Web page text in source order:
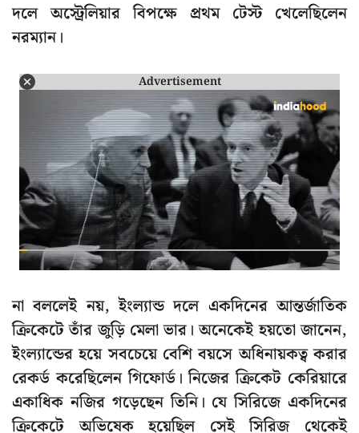
দলে অস্ট্রেলিয়ার বিপক্ষে প্রথম টেস্ট খেলেছিলেন
নরম্যান।
Advertisement
না বললেই নয়, ইংল্যান্ড দলে একদিনের আন্তর্জাতিক
ক্রিকেটে তাঁর জুড়ি মেলা ভার। অনেকেই হয়তো জানেন,
ইংল্যান্ডের হয়ে সবচেয়ে বেশি বয়সে অধিনায়কত্ব করার
রেকর্ড করেছিলেন গিফোর্ড। নিজের ক্রিকেট কেরিয়ারে
একাধিক নজির গড়েছেন তিনি। যে সিরিজে একদিনের
ক্রিকেটে অভিষেক হয়েছিল সেই সিরিজ থেকেই